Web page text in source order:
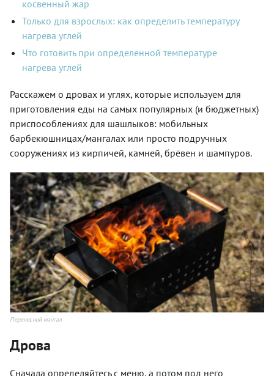
косвенный жар
Только для взрослых: как определить температуру
нагрева углей
Что готовить при определенной температуре
нагрева углей
Расскажем о дровах и углях, которые используем для
приготовления еды на самых популярных (и бюджетных)
приспособлениях для шашлыков: мобильных
барбекюшницах/мангалах или просто подручных
сооружениях из кирпичей, камней, брёвен и шампуров.
Переносной мангал
Дрова
Сначала определяйтесь с меню, а потом под него